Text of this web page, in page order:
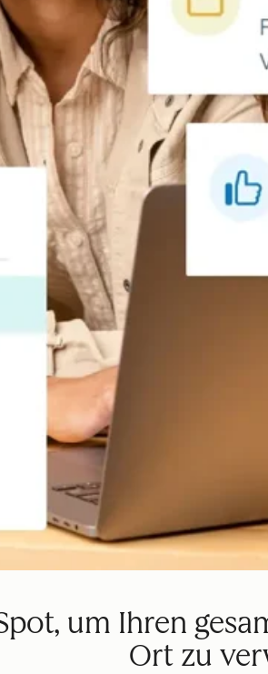
um Ihren
Ort zu